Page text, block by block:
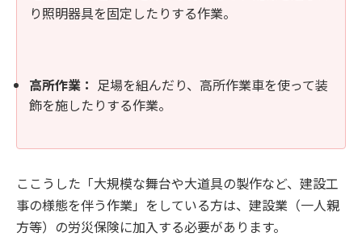
り照明器具を固定したりする作業。
高所作業： 足場を組んだり、高所作業車を使って装
飾を施したりする作業。
ここうした「大規模な舞台や大道具の製作など、建設工
事の様態を伴う作業」をしている方は、建設業（一人親
方等）の労災保険に加入する必要があります。